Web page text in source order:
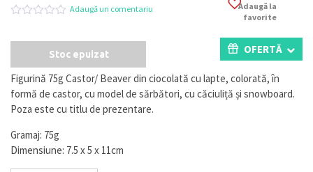
5
pe
baza
a
evaluări
la
clienți
Adaugă un comentariu
Adaugă la
favorite
Stoc epuizat OFERTĂ
Figurină 75g Castor/ Beaver din ciocolată cu lapte, colorată, în
formă de castor, cu model de sărbători, cu căciuliță și snowboard.
Poza este cu titlu de prezentare.
Gramaj: 75g
Dimensiune: 7.5 x 5 x 11cm